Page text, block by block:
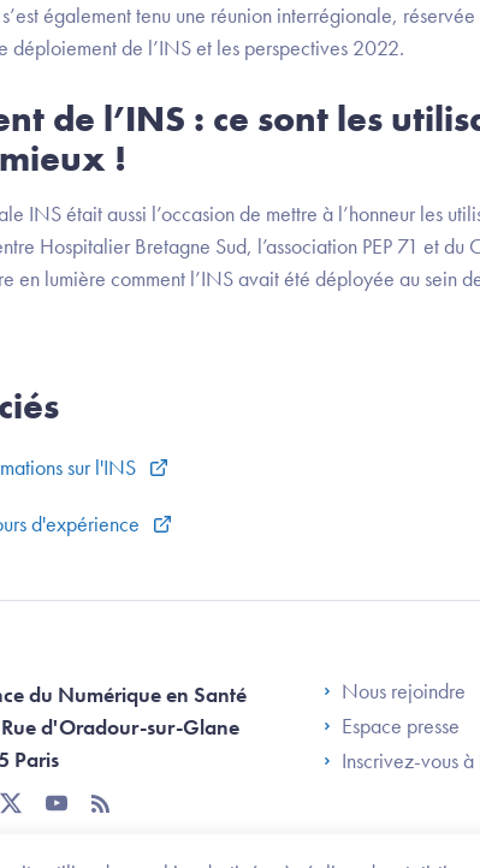
également tenu une réunion interrégionale,
déploiement de l’INS et les perspectives 2022.
de l’INS : ce sont les
!
INS était aussi l’occasion de mettre à l’honneur les
Hospitalier Bretagne Sud, l’association PEP 71 et
en lumière comment l’INS avait été déployée au sein
sur l'INS
d'expérience
du Numérique en Santé
d'Oradour-sur-Glane
Paris
twitteryoutube
rss
Footer
Nous rejoindre
Espace presse
Inscrivez-vous